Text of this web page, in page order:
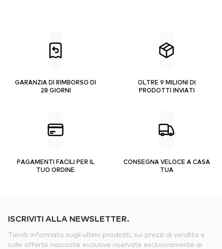
GARANZIA DI RIMBORSO DI
28 GIORNI
OLTRE 9 MILIONI DI
PRODOTTI INVIATI
PAGAMENTI FACILI PER IL
TUO ORDINE
CONSEGNA VELOCE A CASA
TUA
ISCRIVITI ALLA NEWSLETTER.
Tieniti informato sugli ultimi prodotti, sui prezzi di vendita e
sulle offerte nascoste esclusive riservate esclusivamente ai